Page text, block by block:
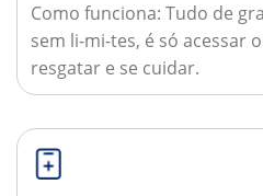
Como funciona: Tudo de
sem li-mi-tes, é só acessar
resgatar e se cuidar.